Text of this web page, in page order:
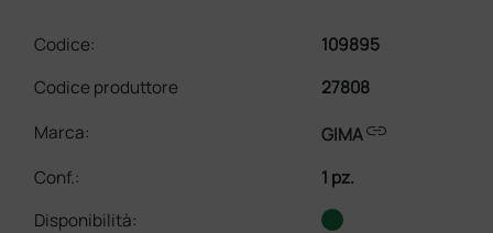
Codice:
109895
Codice produttore
27808
Marca:
GIMAlink
Conf.:
1 pz.
Disponibilità: